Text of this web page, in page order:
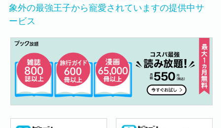
象外の最強王子から寵愛されていますの提供中サ
ービス